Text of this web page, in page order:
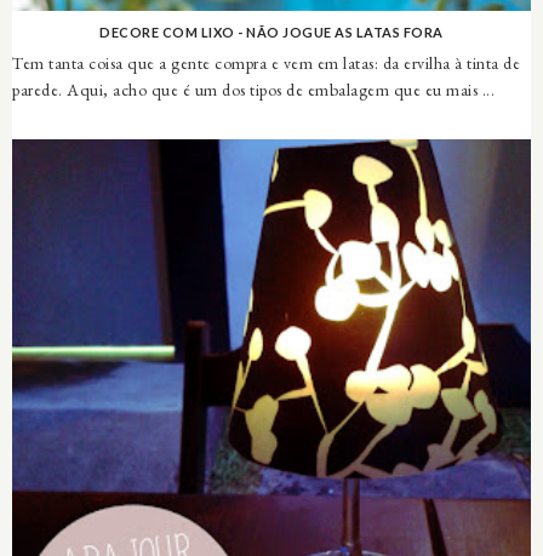
DECORE COM LIXO - NÃO JOGUE AS LATAS FORA
Tem tanta coisa que a gente compra e vem em latas: da ervilha à tinta de
parede. Aqui, acho que é um dos tipos de embalagem que eu mais ...